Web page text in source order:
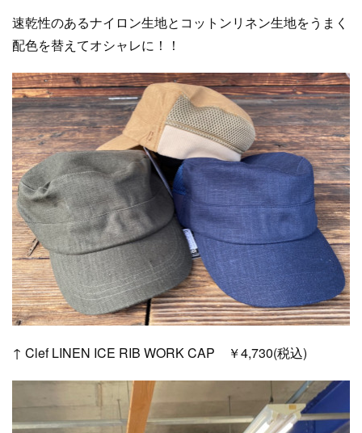
速乾性のあるナイロン生地とコットンリネン生地をうまく
配色を替えてオシャレに！！
↑ Clef LINEN ICE RIB WORK CAP ￥4,730(税込)